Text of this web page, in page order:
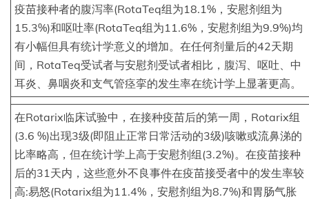
疫苗接种者的腹泻率(RotaTeq组为18.1%，安慰剂组为
15.3%)和呕吐率(RotaTeq组为11.6%，安慰剂组为9.9%)均
有小幅但具有统计学意义的增加。在任何剂量后的42天期
间，RotaTeq受试者与安慰剂受试者相比，腹泻、呕吐、中
耳炎、鼻咽炎和支气管痉挛的发生率在统计学上显著更高。
在Rotarix临床试验中，在接种疫苗后的第一周，Rotarix组
(3.6 %)出现3级(即阻止正常日常活动的3级)咳嗽或流鼻涕的
比率略高，但在统计学上高于安慰剂组(3.2%)。在疫苗接种
后的31天内，这些意外不良事件在疫苗接受者中的发生率较
高:易怒(Rotarix组为11.4%，安慰剂组为8.7%)和胃肠气胀